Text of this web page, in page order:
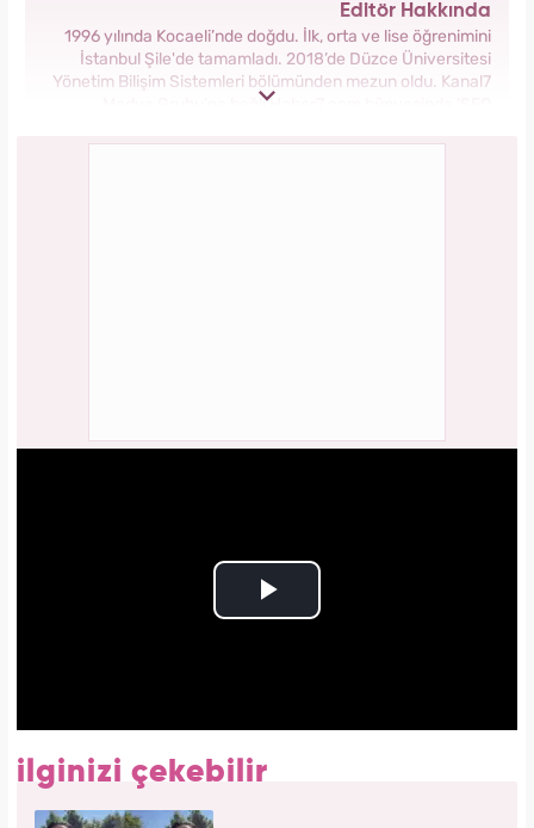
Editör Hakkında
1996 yılında Kocaeli’nde doğdu. İlk, orta ve lise öğrenimini
İstanbul Şile'de tamamladı. 2018’de Düzce Üniversitesi
Yönetim Bilişim Sistemleri bölümünden mezun oldu. Kanal7
Medya Grubu’na bağlı Haber7.com bünyesinde ‘SEO
ilginizi çekebilir